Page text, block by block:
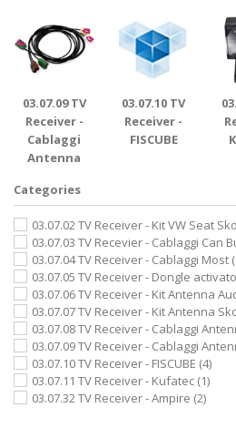
03.07.09 TV
Receiver -
Cablaggi
Antenna
03.07.10 TV
Receiver -
FISCUBE
Categories
03.07.02 TV Receiver - Kit VW Seat
03.07.03 TV Recevier - Cablaggi Can
03.07.04 TV Receiver - Cablaggi Most
03.07.05 TV Receiver - Dongle
03.07.06 TV Receiver - Kit Antenna
03.07.07 TV Receiver - Kit Antenna
03.07.08 TV Receiver - Cablaggi
03.07.09 TV Receiver - Cablaggi
03.07.10 TV Receiver - FISCUBE (4)
03.07.11 TV Receiver - Kufatec (1)
03.07.32 TV Receiver - Ampire (2)